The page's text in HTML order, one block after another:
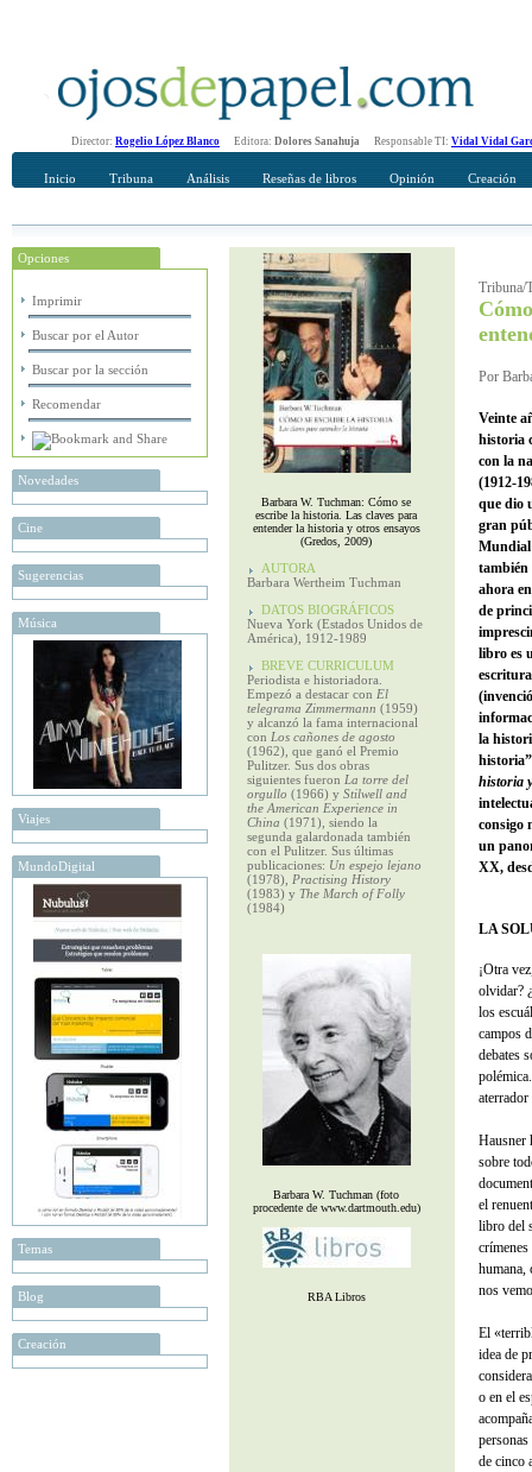
Director: Rogelio López Blanco Editora: Dolores Sanahuja Responsable TI: Vidal Vidal
Inicio Tribuna Análisis Reseñas de libros Opinión Creación
Opciones
Imprimir
Buscar por el Autor
Buscar por la sección
Recomendar
Novedades
Cine
Sugerencias
Música
Viajes
MundoDigital
Temas
Blog
Creación
Recomendar
Su nombre Completo
Barbara W. Tuchman: Cómo se
escribe la historia. Las claves para
entender la historia y otros ensayos
(Gredos, 2009)
AUTORA
Barbara Wertheim Tuchman
DATOS BIOGRÁFICOS
Nueva York (Estados Unidos de
América), 1912-1989
BREVE CURRICULUM
Periodista e historiadora.
Empezó a destacar con El
telegrama Zimmermann (1959)
y alcanzó la fama internacional
con Los cañones de agosto
(1962), que ganó el Premio
Pulitzer. Sus dos obras
siguientes fueron La torre del
orgullo (1966) y Stilwell and
the American Experience in
China (1971), siendo la
segunda galardonada también
con el Pulitzer. Sus últimas
publicaciones: Un espejo lejano
(1978), Practising History
(1983) y The March of Folly
(1984)
Barbara W. Tuchman (foto
procedente de www.dartmouth.edu)
RBA Libros
Tribuna/
Por
Veinte
historia
con la
(1912-
que dio
gran
ahora
de
libro es
la
historia
consigo
un
XX,
LA
¡Otra
olvidar?
los
campos
debates
Hausner
sobre
el
libro del
humana,
nos
El
idea de
o en el
de cinco